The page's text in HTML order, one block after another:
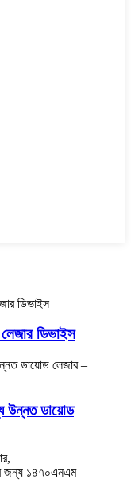
ডিভাইস
উন্নত ডায়োড